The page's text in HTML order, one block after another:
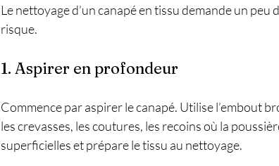
Le nettoyage d’un canapé en tissu demande un
risque.
1. Aspirer en profondeur
Commence par aspirer le canapé. Utilise l’embout
les crevasses, les coutures, les recoins où la
superficielles et prépare le tissu au nettoyage.